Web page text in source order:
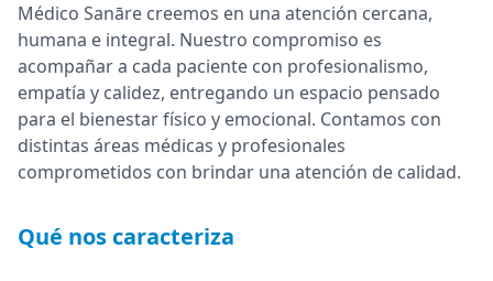
Médico Sanāre creemos en una atención cercana,
humana e integral. Nuestro compromiso es
acompañar a cada paciente con profesionalismo,
empatía y calidez, entregando un espacio pensado
para el bienestar físico y emocional. Contamos con
distintas áreas médicas y profesionales
comprometidos con brindar una atención de calidad.
Qué nos caracteriza